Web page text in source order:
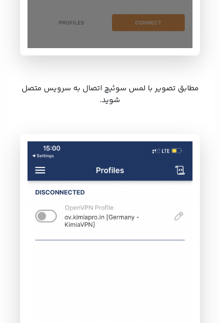
مطابق تصویر با لمس سوئیچ اتصال به سرویس متصل
شوید.